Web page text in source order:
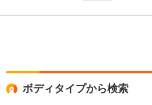
ボディタイプから検索